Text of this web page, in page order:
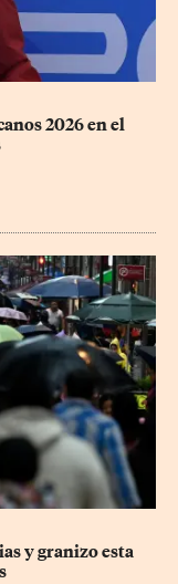
2026 en el
y granizo esta